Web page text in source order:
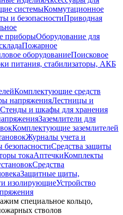
системыКоммутационное
и безопасностиПриводная
приборыОборудование для
Пожарное
оборудованиеПоисковое
питания, стабилизаторы, АКБ
Комплектующие средств
напряженияЛестницы и
Стенды и шкафы для хранения
Заземлители для
Комплектующие заземлителей
Журналы учета и
безопасностиСредства защиты
токаАптечкиКомплекты
Средства
Защитные щиты,
изолирующиеУстройство
специальное кольцо,
стволов